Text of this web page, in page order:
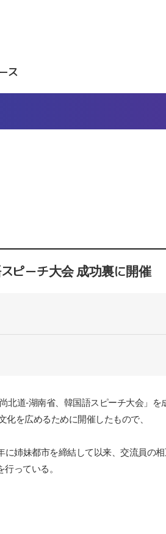
ス
ピーチ大会 成功裏に開催
尚北道-湖南省、韓国語スピーチ大会 」を
化を広めるために開催したもので、
に姉妹都市を締結して以来、交流員の
行っている。